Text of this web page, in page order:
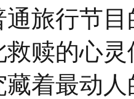
通旅行节
救赎的心
藏着最动